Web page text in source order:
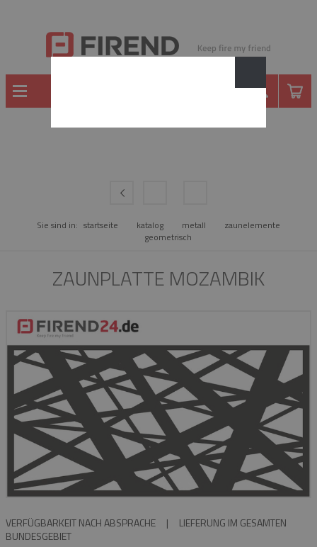
Sie sind in: startseite katalog metall
zaunelemente
geometrisch
ZAUNPLATTE MOZAMBIK
VERFÜGBARKEIT NACH ABSPRACHE |
LIEFERUNG IM GESAMTEN
BUNDESGEBIET